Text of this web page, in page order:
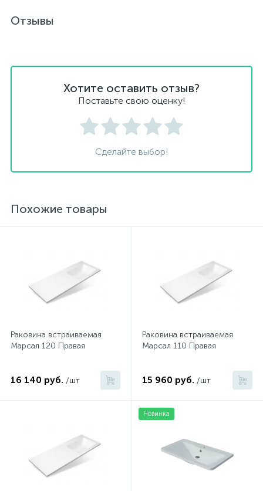
Отзывы
Хотите оставить отзыв?
Поставьте свою оценку!
Сделайте выбор!
Похожие товары
Раковина встраиваемая
Марсал 120 Правая
16 140 руб. /шт
Раковина встраиваемая
Марсал 110 Правая
15 960 руб. /шт
Новинка